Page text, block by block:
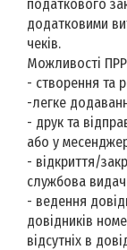
податкового
додатковими
чеків.
Можливості
- створення та
-легке
- друк та
або у
- відкриття/
службова
- ведення
довідників
відсутніх в